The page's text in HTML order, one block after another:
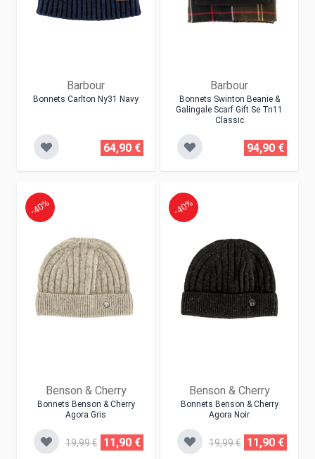
Barbour
Bonnets Carlton Ny31 Navy
64,90 €
Barbour
Bonnets Swinton Beanie &
Galingale Scarf Gift Se Tn11
Classic
94,90 €
Benson & Cherry
Bonnets Benson & Cherry
Agora Gris
-40%
19,99 € 11,90 €
Benson & Cherry
Bonnets Benson & Cherry
Agora Noir
-40%
19,99 € 11,90 €